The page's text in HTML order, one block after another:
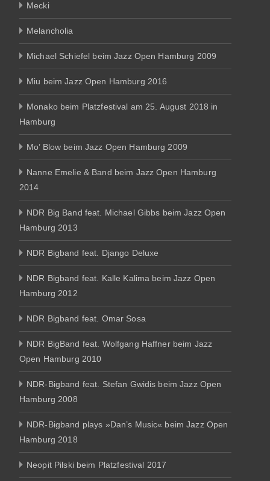
Mecki
Melancholia
Michael Schiefel beim Jazz Open Hamburg 2009
Miu beim Jazz Open Hamburg 2016
Monako beim Platzfestival am 25. August 2018 in
Hamburg
Mo’ Blow beim Jazz Open Hamburg 2009
Nanne Emelie & Band beim Jazz Open Hamburg
2014
NDR Big Band feat. Michael Gibbs beim Jazz Open
Hamburg 2013
NDR Bigband feat. Django Deluxe
NDR Bigband feat. Kalle Kalima beim Jazz Open
Hamburg 2012
NDR Bigband feat. Omar Sosa
NDR BigBand feat. Wolfgang Haffner beim Jazz
Open Hamburg 2010
NDR-Bigband feat. Stefan Gwidis beim Jazz Open
Hamburg 2008
NDR-Bigband plays »Dan’s Music« beim Jazz Open
Hamburg 2018
Neopit Pilski beim Platzfestival 2017